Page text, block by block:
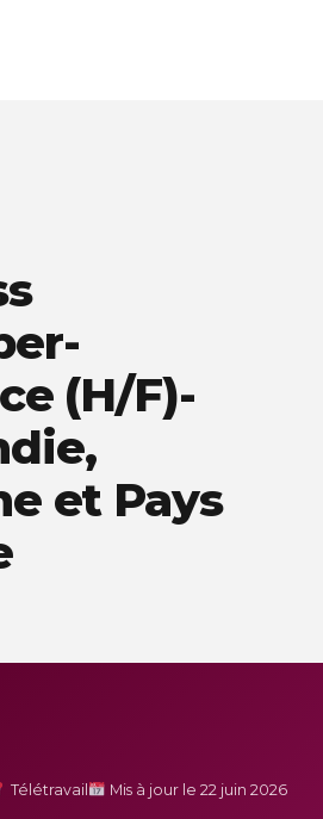
(H/F)-
et Pays
Télétravail Mis à jour le 22 juin 2026